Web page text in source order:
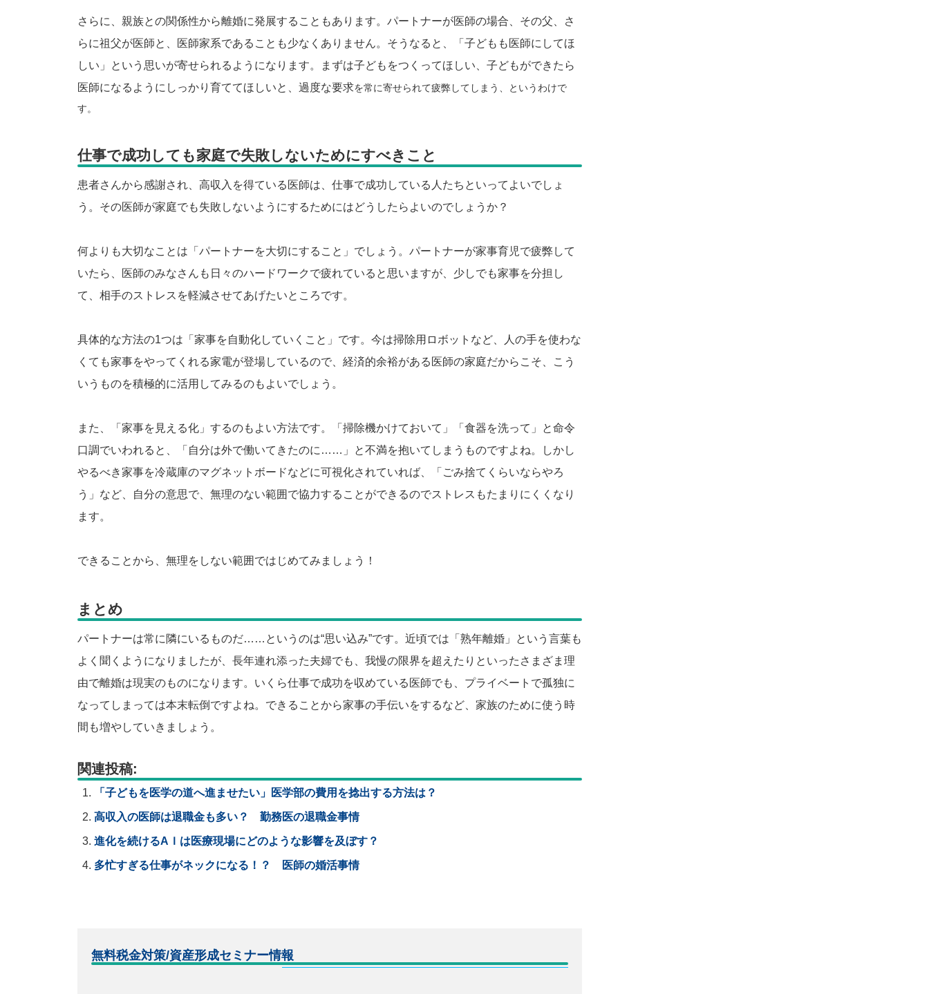
さらに、親族との関係性から離婚に発展することもあります。パートナーが医師の場合、その父、さ
らに祖父が医師と、医師家系であることも少なくありません。そうなると、「子どもも医師にしてほ
しい」という思いが寄せられるようになります。まずは子どもをつくってほしい、子どもができたら
医師になるようにしっかり育ててほしいと、過度な要求を常に寄せられて疲弊してしまう、というわけで
す。
仕事で成功しても家庭で失敗しないためにすべきこと
患者さんから感謝され、高収入を得ている医師は、仕事で成功している人たちといってよいでしょ
う。その医師が家庭でも失敗しないようにするためにはどうしたらよいのでしょうか？
何よりも大切なことは「パートナーを大切にすること」でしょう。パートナーが家事育児で疲弊して
いたら、医師のみなさんも日々のハードワークで疲れていると思いますが、少しでも家事を分担し
て、相手のストレスを軽減させてあげたいところです。
具体的な方法の1つは「家事を自動化していくこと」です。今は掃除用ロボットなど、人の手を使わな
くても家事をやってくれる家電が登場しているので、経済的余裕がある医師の家庭だからこそ、こう
いうものを積極的に活用してみるのもよいでしょう。
また、「家事を見える化」するのもよい方法です。「掃除機かけておいて」「食器を洗って」と命令
口調でいわれると、「自分は外で働いてきたのに……」と不満を抱いてしまうものですよね。しかし
やるべき家事を冷蔵庫のマグネットボードなどに可視化されていれば、「ごみ捨てくらいならやろ
う」など、自分の意思で、無理のない範囲で協力することができるのでストレスもたまりにくくなり
ます。
できることから、無理をしない範囲ではじめてみましょう！
まとめ
パートナーは常に隣にいるものだ……というのは“思い込み”です。近頃では「熟年離婚」という言葉も
よく聞くようになりましたが、長年連れ添った夫婦でも、我慢の限界を超えたりといったさまざま理
由で離婚は現実のものになります。いくら仕事で成功を収めている医師でも、プライベートで孤独に
なってしまっては本末転倒ですよね。できることから家事の手伝いをするなど、家族のために使う時
間も増やしていきましょう。
関連投稿:
「子どもを医学の道へ進ませたい」医学部の費用を捻出する方法は？
高収入の医師は退職金も多い？ 勤務医の退職金事情
進化を続けるAＩは医療現場にどのような影響を及ぼす？
多忙すぎる仕事がネックになる！？ 医師の婚活事情
無料税金対策/資産形成セミナー情報